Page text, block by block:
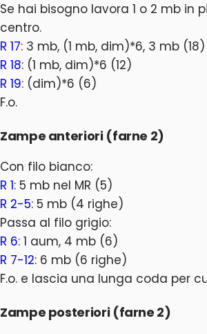
Se hai bisogno lavora 1 o 2 mb in
centro.
R 17: 3 mb, (1 mb, dim)*6, 3 mb (18)
R 18: (1 mb, dim)*6 (12)
R 19: (dim)*6 (6)
F.o.
Zampe anteriori (farne 2)
Con filo bianco:
R 1: 5 mb nel MR (5)
R 2-5: 5 mb (4 righe)
Passa al filo grigio:
R 6: 1 aum, 4 mb (6)
R 7-12: 6 mb (6 righe)
F.o. e lascia una lunga coda per
Zampe posteriori (farne 2)